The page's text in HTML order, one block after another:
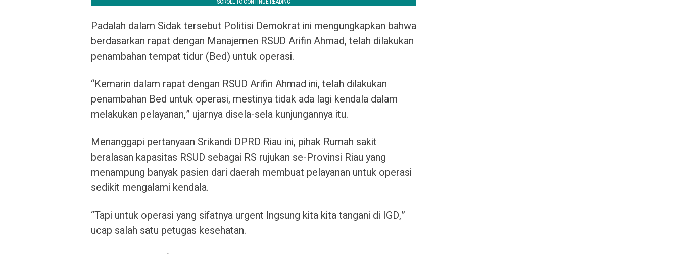
Padalah dalam Sidak tersebut Politisi Demokrat ini mengungkapkan bahwa
berdasarkan rapat dengan Manajemen RSUD Arifin Ahmad, telah dilakukan
penambahan tempat tidur (Bed) untuk operasi.
“Kemarin dalam rapat dengan RSUD Arifin Ahmad ini, telah dilakukan
penambahan Bed untuk operasi, mestinya tidak ada lagi kendala dalam
melakukan pelayanan,” ujarnya disela-sela kunjungannya itu.
Menanggapi pertanyaan Srikandi DPRD Riau ini, pihak Rumah sakit
beralasan kapasitas RSUD sebagai RS rujukan se-Provinsi Riau yang
menampung banyak pasien dari daerah membuat pelayanan untuk operasi
sedikit mengalami kendala.
“Tapi untuk operasi yang sifatnya urgent lngsung kita kita tangani di IGD,”
ucap salah satu petugas kesehatan.